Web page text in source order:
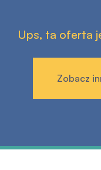
Ups, ta oferta
Zobacz